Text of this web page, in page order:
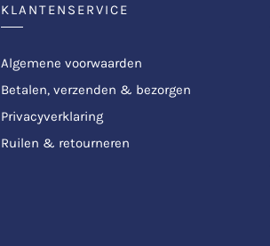
KLANTENSERVICE
Algemene voorwaarden
Betalen, verzenden & bezorgen
Privacyverklaring
Ruilen & retourneren